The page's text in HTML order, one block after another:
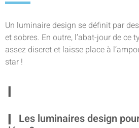
Un luminaire design se définit par
et sobres. En outre, l’abat-jour de ce
assez discret et laisse place à
star !
Les luminaires design